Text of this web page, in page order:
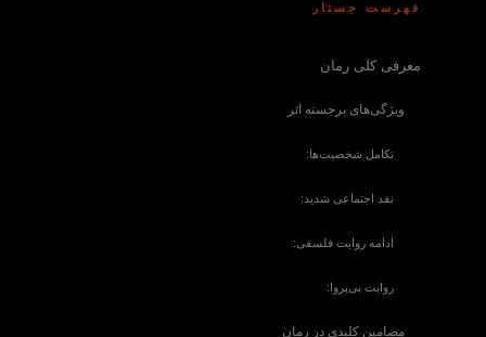
فهرست جستار
معرفی کلی رمان
ویژگی‌های برجسته اثر
تکامل شخصیت‌ها:
نقد اجتماعی شدید:
ادامه روایت فلسفی:
روایت بی‌پروا:
مضامین کلیدی در رمان